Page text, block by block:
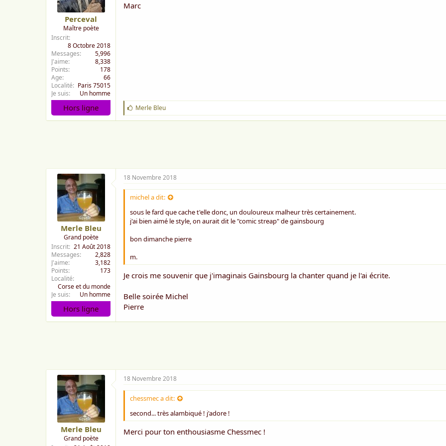
Ou tu te crashes et tu te brises
Perceval
Maître poète
Inscrit
8 Octobre 2018
Messages
5,996
J'aime
8,338
Points
178
Age
66
Localité
Paris 75015
Je suis
Un homme
Hors ligne
Marc
J
'
a
Merle Bleu
Merle Bleu
Grand poète
Inscrit 21 Août 2018
Messages
2,828
J'aime
3,182
Points
173
Localité
Corse et du monde
Je suis
Un homme
Hors ligne
18 Novembre 2018
michel a dit:
sous le fard que cache t'elle donc, un douloureux malheur très certainement.
j'ai bien aimé le style, on aurait dit le "comic streap" de gainsbourg
bon dimanche pierre
m.
Je crois me souvenir que j'imaginais Gainsbourg la chanter quand je l'ai écrite.
Belle soirée Michel
Pierre
Merle Bleu
Grand poète
18 Novembre 2018
chessmec a dit:
second... très alambiqué ! j'adore !
Merci pour ton enthousiasme Chessmec !